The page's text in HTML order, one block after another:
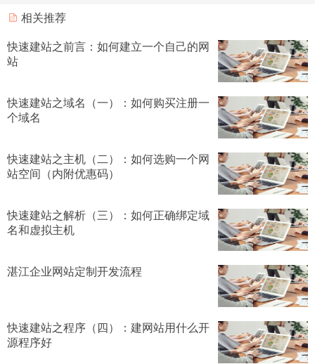
相关推荐
快速建站之前言：如何建立一个自己的网
站
快速建站之域名（一）：如何购买注册一
个域名
快速建站之主机（二）：如何选购一个网
站空间（内附优惠码）
快速建站之解析（三）：如何正确绑定域
名和虚拟主机
湛江企业网站定制开发流程
快速建站之程序（四）：建网站用什么开
源程序好